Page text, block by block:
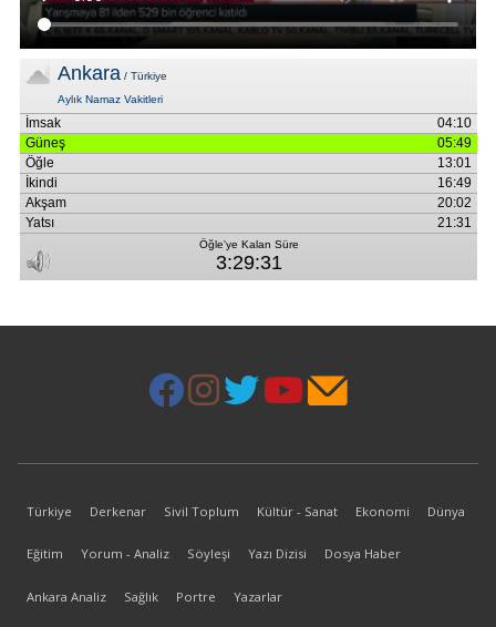
Türkiye Derkenar Sivil Toplum Kültür - Sanat Ekonomi Dünya
Eğitim Yorum - Analiz Söyleşi Yazı Dizisi Dosya Haber
Ankara Analiz Sağlık Portre Yazarlar